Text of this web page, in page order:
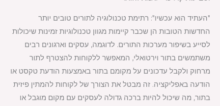
"העתיד הוא עכשיו": רתימת טכנולוגיה לתורים טובים יותר
החדשות הטובות הן שכבר קיימות מגוון טכנולוגיות זמינות שיכולות
לסייע בשיפור מערכות התורים. לדוגמה, עסקים וארגונים רבים
משתמשים בתור וירטואלי, המאפשר ללקוחות להצטרף לתור
מרחוק ולקבל עדכונים על מקומם בתור באמצעות הודעת טקסט או
הודעה באפליקציה. זה מבטל את הצורך של לקוחות להמתין פיזית
בתור, מה שיכול להיות ברכה גדולה לעסקים עם מקום מוגבל או